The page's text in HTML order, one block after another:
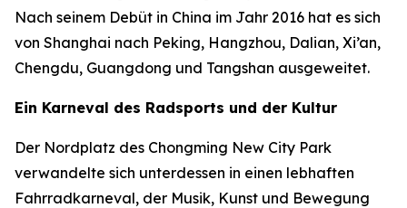
Nach seinem Debüt in China im Jahr 2016 hat es sich
von Shanghai nach Peking, Hangzhou, Dalian, Xi’an,
Chengdu, Guangdong und Tangshan ausgeweitet.
Ein Karneval des Radsports und der Kultur
Der Nordplatz des Chongming New City Park
verwandelte sich unterdessen in einen lebhaften
Fahrradkarneval, der Musik, Kunst und Bewegung